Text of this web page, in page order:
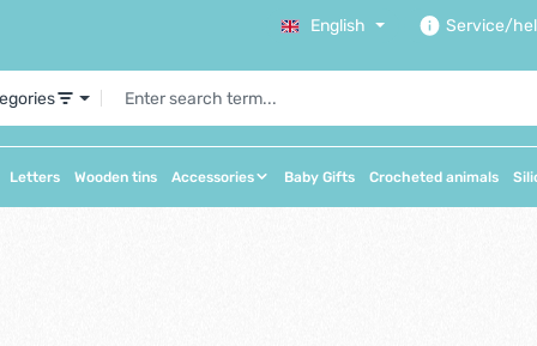
English Service/
Letters Wooden tins Accessories Baby Gifts Crocheted animals